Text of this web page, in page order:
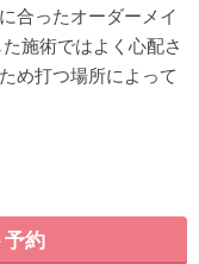
合ったオーダーメイ
施術ではよく心配さ
め打つ場所によって
約